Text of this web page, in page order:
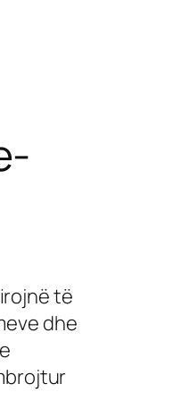
të
dhe